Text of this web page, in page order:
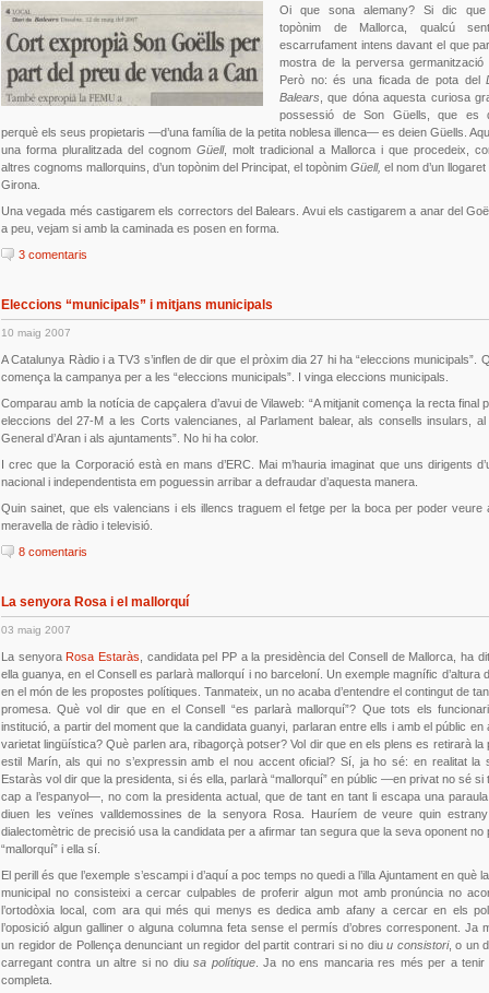
Oi que sona alemany? Si dic
topònim de Mallorca, qualcú
escarrufament intens davant el que
mostra de la perversa germanització
Però no: és una ficada de pota del
Balears , que dóna aquesta curiosa
possessió de Son Güells, que es
perquè els seus propietaris —d’una família de la petita noblesa illenca— es deien Güells.
una forma pluralitzada del cognom Güell, molt tradicional a Mallorca i que procedeix,
altres cognoms mallorquins, d’un topònim del Principat, el topònim Güell, el nom d’un
Girona.
Una vegada més castigarem els correctors del Balears. Avui els castigarem a anar del
a peu, vejam si amb la caminada es posen en forma.
3 comentaris
Eleccions “municipals” i mitjans municipals
10 maig 2007
A Catalunya Ràdio i a TV3 s’inflen de dir que el pròxim dia 27 hi ha “eleccions municipals”.
comença la campanya per a les “eleccions municipals”. I vinga eleccions municipals.
Comparau amb la notícia de capçalera d’avui de Vilaweb: “A mitjanit comença la recta final
eleccions del 27-M a les Corts valencianes, al Parlament balear, als consells insulars, al
General d’Aran i als ajuntaments”. No hi ha color.
I crec que la Corporació està en mans d’ERC. Mai m’hauria imaginat que uns dirigents
nacional i independentista em poguessin arribar a defraudar d’aquesta manera.
Quin sainet, que els valencians i els illencs traguem el fetge per la boca per poder veure
meravella de ràdio i televisió.
8 comentaris
La senyora Rosa i el mallorquí
03 maig 2007
La senyoraRosa Estaràs , candidata pel PP a la presidència del Consell de Mallorca, ha
ella guanya, en el Consell es parlarà mallorquí i no barceloní. Un exemple magnífic d’altura
en el món de les propostes polítiques. Tanmateix, un no acaba d’entendre el contingut de
promesa. Què vol dir que en el Consell “es parlarà mallorquí”? Que tots els
institució, a partir del moment que la candidata guanyi, parlaran entre ells i amb el públic en
varietat lingüística? Què parlen ara, ribagorçà potser? Vol dir que en els plens es retirarà la
estil Marín, als qui no s’expressin amb el nou accent oficial? Sí, ja ho sé: en realitat la
Estaràs vol dir que la presidenta, si és ella, parlarà “mallorquí” en públic —en privat no sé si
cap a l’espanyol—, no com la presidenta actual, que de tant en tant li escapa una
diuen les veïnes valldemossines de la senyora Rosa. Hauríem de veure quin
dialectomètric de precisió usa la candidata per a afirmar tan segura que la seva oponent no
“mallorquí” i ella sí.
El perill és que l’exemple s’escampi i d’aquí a poc temps no quedi a l’illa Ajuntament en què
municipal no consisteixi a cercar culpables de proferir algun mot amb pronúncia no
l’ortodòxia local, com ara qui més qui menys es dedica amb afany a cercar en els
l’oposició algun galliner o alguna columna feta sense el permís d’obres corresponent. Ja
un regidor de Pollença denunciant un regidor del partit contrari si no diuu consistori, o un
carregant contra un altre si no diusa polítique. Ja no ens mancaria res més per a tenir
completa.